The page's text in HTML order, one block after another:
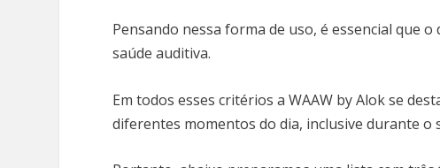
Pensando nessa forma de uso, é essencial que
saúde auditiva.
Em todos esses critérios a WAAW by Alok se
diferentes momentos do dia, inclusive durante o